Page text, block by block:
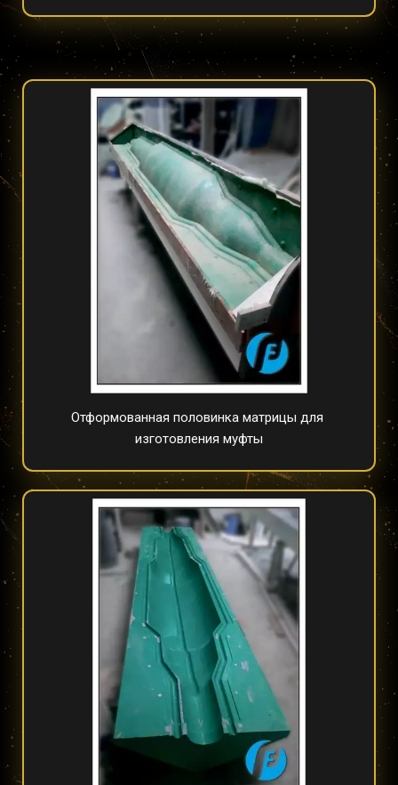
Отформованная половинка матрицы для
изготовления муфты